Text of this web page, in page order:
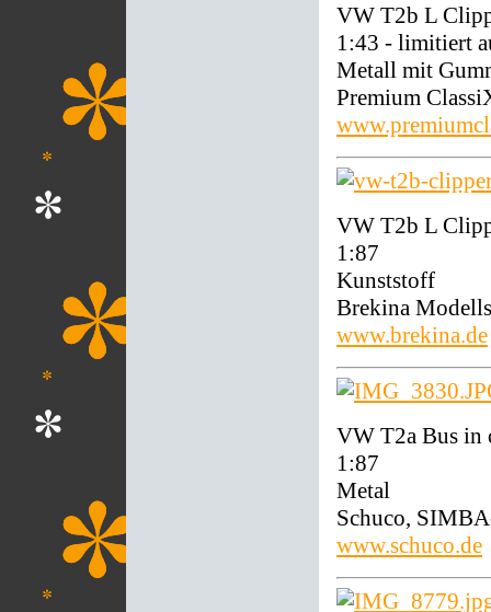
VW T2b L
1:43 - limitiert
Metall mit
Premium
VW T2b L
1:87
Kunststoff
Brekina
www.brekina.de
VW T2a Bus in
1:87
Metal
Schuco,
www.schuco.de